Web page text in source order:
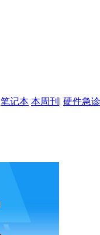
笔记本 本周刊 | 硬件急